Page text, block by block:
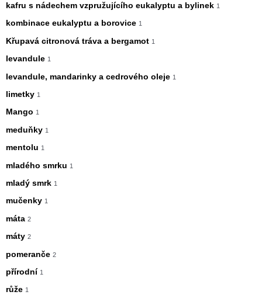
kafru s nádechem vzpružujícího eukalyptu a bylinek 1
kombinace eukalyptu a borovice 1
Křupavá citronová tráva a bergamot 1
levandule 1
levandule, mandarinky a cedrového oleje 1
limetky 1
Mango 1
meduňky 1
mentolu 1
mladého smrku 1
mladý smrk 1
mučenky 1
máta 2
máty 2
pomeranče 2
přírodní 1
růže 1